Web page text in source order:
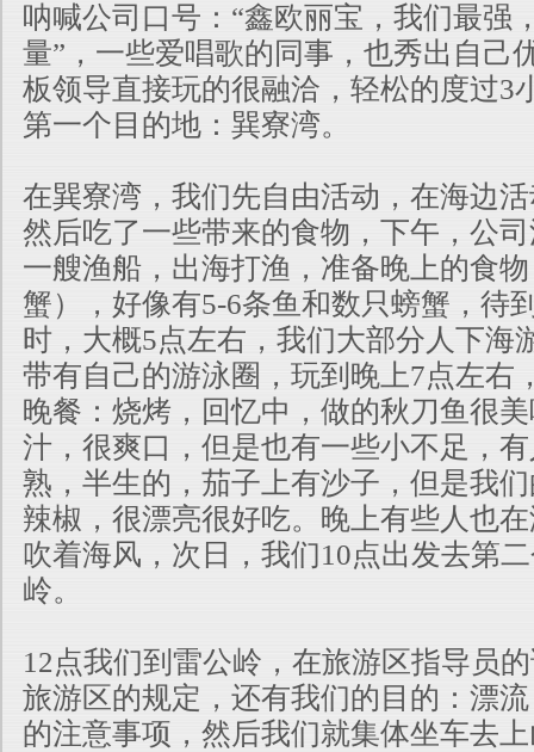
呐喊公司口号：“鑫欧丽宝，我们最强
量”，一些爱唱歌的同事，也秀出自己
板领导直接玩的很融洽，轻松的度过3
第一个目的地：巽寮湾。
在巽寮湾，我们先自由活动，在海边
然后吃了一些带来的食物，下午，公
一艘渔船，出海打渔，准备晚上的食
蟹），好像有5-6条鱼和数只螃蟹，待
时，大概5点左右，我们大部分人下海
带有自己的游泳圈，玩到晚上7点左右
晚餐：烧烤，回忆中，做的秋刀鱼很
汁，很爽口，但是也有一些小不足，
熟，半生的，茄子上有沙子，但是我
辣椒，很漂亮很好吃。晚上有些人也
吹着海风，次日，我们10点出发去第
岭。
12点我们到雷公岭，在旅游区指导员
旅游区的规定，还有我们的目的：漂
的注意事项，然后我们就集体坐车去